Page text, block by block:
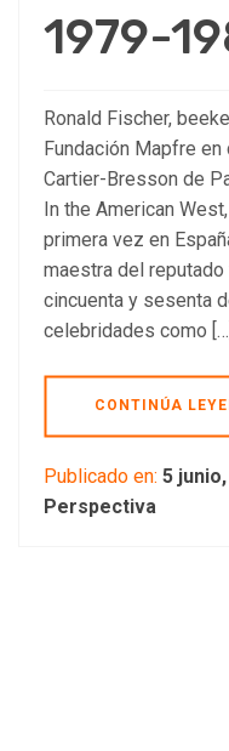
1979-
Ronald Fischer,
Fundación Mapfre
Cartier-Bresson de
In the American
primera vez en
maestra del
cincuenta y sesenta
celebridades como […]
CONTINÚA
Publicado en: 5
Perspectiva